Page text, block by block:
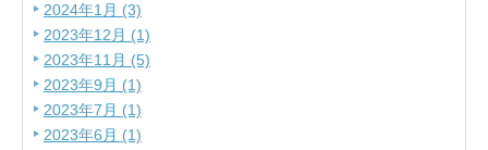
2024年1月 (3)
2023年12月 (1)
2023年11月 (5)
2023年9月 (1)
2023年7月 (1)
2023年6月 (1)